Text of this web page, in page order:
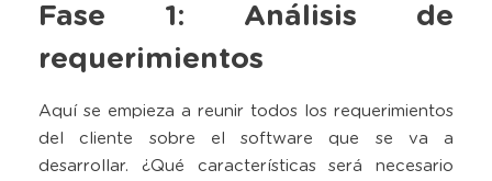
Fase 1: Análisis de
requerimientos
Aquí se empieza a reunir todos los requerimientos
del cliente sobre el software que se va a
desarrollar. ¿Qué características será necesario